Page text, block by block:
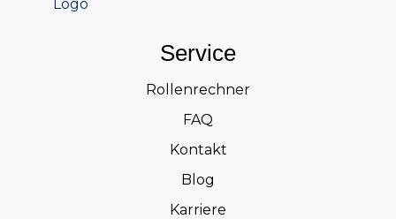
Service
Rollenrechner
FAQ
Kontakt
Blog
Karriere